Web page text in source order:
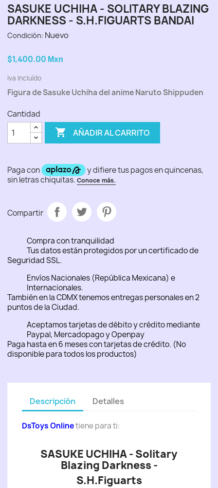
SASUKE UCHIHA - SOLITARY BLAZING
DARKNESS - S.H.FIGUARTS BANDAI
Condición: Nuevo
$1,400.00 Mxn
Iva Incluído
Figura de Sasuke Uchiha del anime Naruto Shippuden
Cantidad
 AÑADIR AL CARRITO
Compartir
Compra con tranquilidad
Tus datos están protegidos por un certificado de
Seguridad SSL.
Envíos Nacionales (República Mexicana) e
Internacionales.
También en la CDMX tenemos entregas personales en 2
puntos de la Ciudad.
Aceptamos tarjetas de débito y crédito mediante
Paypal, Mercadopago y Openpay
Paga hasta en 6 meses con tarjetas de crédito. (No
disponible para todos los productos)
Descripción Detalles
DsToys Onlinetiene para ti:
SASUKE UCHIHA - Solitary
Blazing Darkness -
S.H.Figuarts